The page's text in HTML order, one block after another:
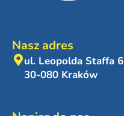
Nasz adres
ul. Leopolda Staffa 6
30-080 Kraków